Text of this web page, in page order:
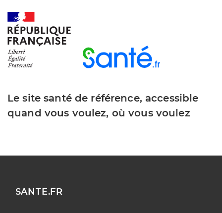
Le site santé de référence, accessible
quand vous voulez, où vous voulez
SANTE.FR